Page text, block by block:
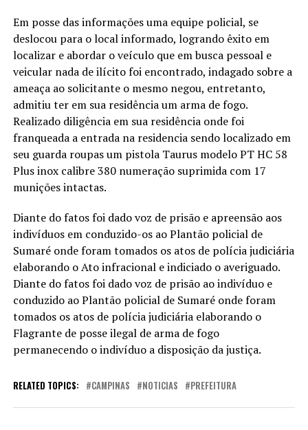
Em posse das informações uma equipe policial, se
deslocou para o local informado, logrando êxito em
localizar e abordar o veículo que em busca pessoal e
veicular nada de ilícito foi encontrado, indagado sobre a
ameaça ao solicitante o mesmo negou, entretanto,
admitiu ter em sua residência um arma de fogo.
Realizado diligência em sua residência onde foi
franqueada a entrada na residencia sendo localizado em
seu guarda roupas um pistola Taurus modelo PT HC 58
Plus inox calibre 380 numeração suprimida com 17
munições intactas.
Diante do fatos foi dado voz de prisão e apreensão aos
indivíduos em conduzido-os ao Plantão policial de
Sumaré onde foram tomados os atos de polícia judiciária
elaborando o Ato infracional e indiciado o averiguado.
Diante do fatos foi dado voz de prisão ao indivíduo e
conduzido ao Plantão policial de Sumaré onde foram
tomados os atos de polícia judiciária elaborando o
Flagrante de posse ilegal de arma de fogo
permanecendo o indivíduo a disposição da justiça.
RELATED TOPICS: CAMPINAS NOTICIAS PREFEITURA